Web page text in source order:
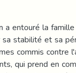
a entouré la
stabilité et sa
commis contre
qui prend en